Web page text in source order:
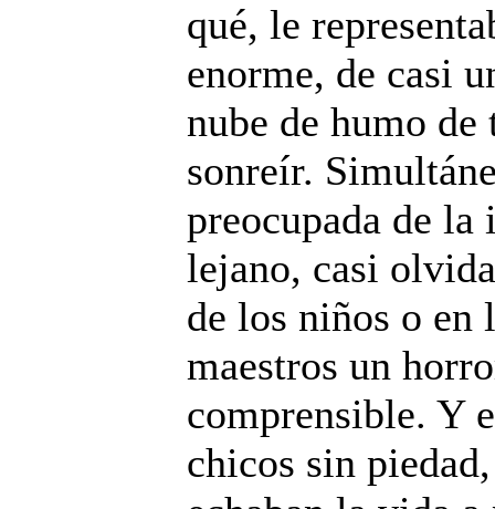
qué, le
enorme, de casi
nube de humo
sonreír.
preocupada de
lejano, casi
de los niños o en
maestros un
comprensible. Y
chicos sin